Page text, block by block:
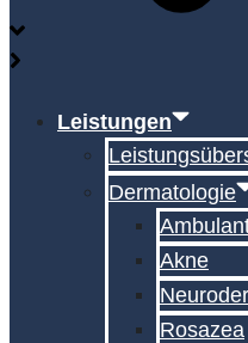
Leistungen
Dermatologie
Akne
Rosazea